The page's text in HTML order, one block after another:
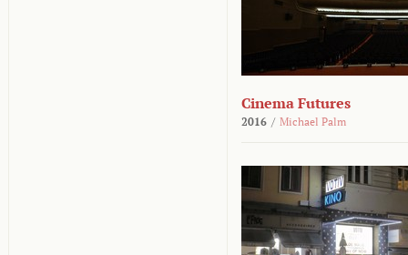
Cinema Futures
2016 / Michael Palm